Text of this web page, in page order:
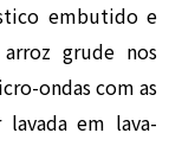
embutido e
grude nos
ondas com as
em lava-